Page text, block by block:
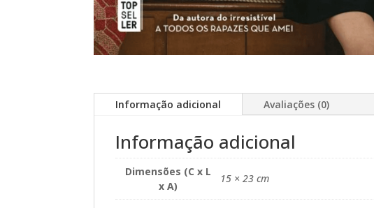
Informação adicional Avaliações (0)
Informação adicional
Dimensões (C x L
x A)
15 × 23 cm